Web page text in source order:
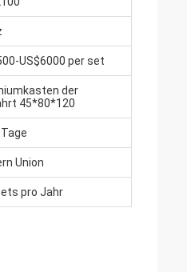
US$6000 per set
der
45*80*120
Union
pro Jahr